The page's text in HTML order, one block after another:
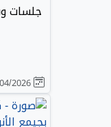
جلسات